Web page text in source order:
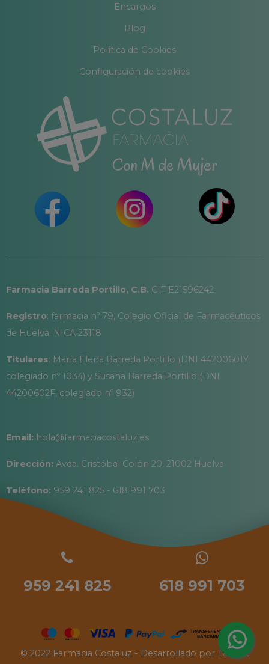
Encargos
Blog
Política de Cookies
Configuración de cookies
Farmacia Barreda Portillo, C.B. CIF E21596242
Registro: farmacia nº 79, Colegio Oficial de Farmacéuticos
de Huelva. NICA 23118
Titulares: María Elena Barreda Portillo (DNI 44200601Y,
colegiado nº 1034) y Susana Barreda Portillo (DNI
44200602F, colegiado nº 932)
Email: hola@farmaciacostaluz.es
Dirección: Avda. Cristóbal Colón 20, 21002 Huelva
Teléfono: 959 241 825 - 618 991 703
959 241 825 618 991 703
© 2022 Farmacia Costaluz - Desarrollado por Tecinet